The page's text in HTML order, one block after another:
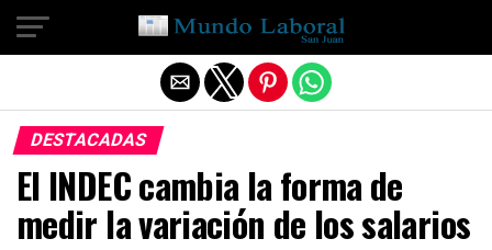
DESTACADAS
El INDEC cambia la forma de
medir la variación de los salarios
Salir de la versión móvil